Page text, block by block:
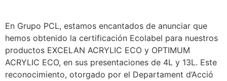
En Grupo PCL, estamos encantados de anunciar que
hemos obtenido la certificación Ecolabel para nuestros
productos EXCELAN ACRYLIC ECO y OPTIMUM
ACRYLIC ECO, en sus presentaciones de 4L y 13L. Este
reconocimiento, otorgado por el Departament d’Acció